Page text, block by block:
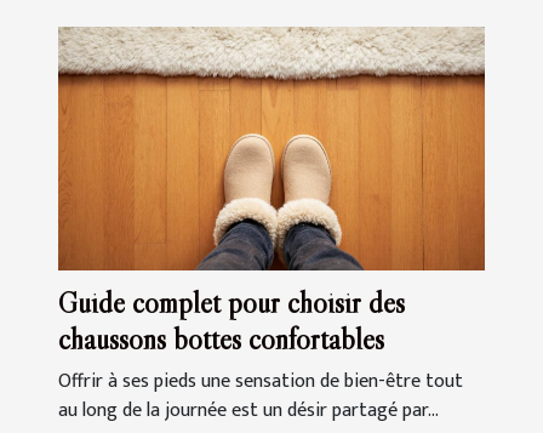
Guide complet pour choisir des
chaussons bottes confortables
Offrir à ses pieds une sensation de bien-être tout
au long de la journée est un désir partagé par...